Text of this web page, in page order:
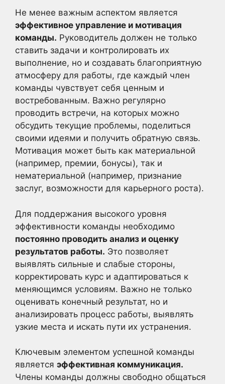
Не менее важным аспектом является
эффективное управление и мотивация
команды. Руководитель должен не только
ставить задачи и контролировать их
выполнение, но и создавать благоприятную
атмосферу для работы, где каждый член
команды чувствует себя ценным и
востребованным. Важно регулярно
проводить встречи, на которых можно
обсудить текущие проблемы, поделиться
своими идеями и получить обратную связь.
Мотивация может быть как материальной
(например, премии, бонусы), так и
нематериальной (например, признание
заслуг, возможности для карьерного роста).
Для поддержания высокого уровня
эффективности команды необходимо
постоянно проводить анализ и оценку
результатов работы. Это позволяет
выявлять сильные и слабые стороны,
корректировать курс и адаптироваться к
меняющимся условиям. Важно не только
оценивать конечный результат, но и
анализировать процесс работы, выявлять
узкие места и искать пути их устранения.
Ключевым элементом успешной команды
является эффективная коммуникация.
Члены команды должны свободно общаться